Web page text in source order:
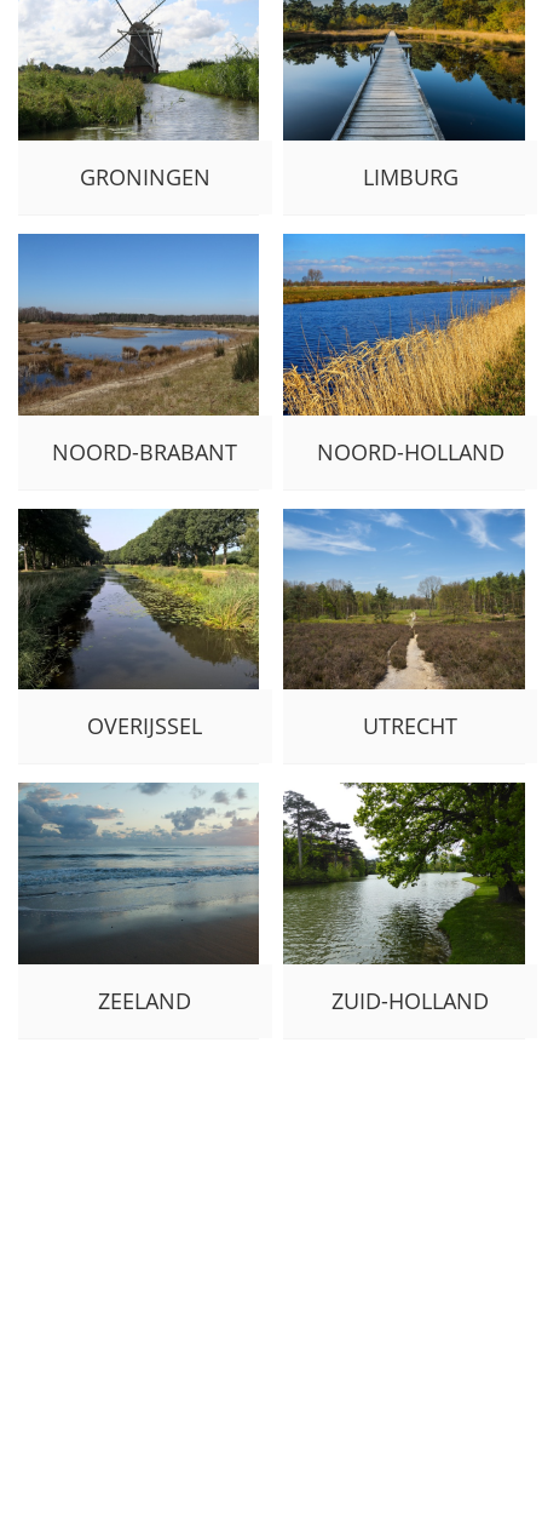
GRONINGEN LIMBURG
NOORD-BRABANT NOORD-HOLLAND
OVERIJSSEL UTRECHT
ZEELAND ZUID-HOLLAND